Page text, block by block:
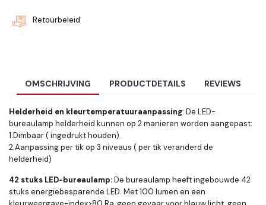
Retourbeleid
OMSCHRIJVING PRODUCTDETAILS REVIEWS
Helderheid en kleurtemperatuuraanpassing: De LED-
bureaulamp helderheid kunnen op 2 manieren worden aangepast:
1.Dimbaar ( ingedrukt houden).
2.Aanpassing per tik op 3 niveaus ( per tik veranderd de
helderheid)
42 stuks LED-bureaulamp:De bureaulamp heeft ingebouwde 42
stuks energiebesparende LED. Met 100 lumen en een